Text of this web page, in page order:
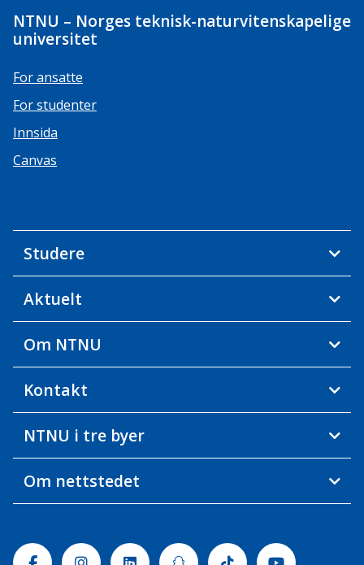
NTNU – Norges teknisk-naturvitenskapelige
universitet
For ansatte
For studenter
Innsida
Canvas
Studere
Aktuelt
Om NTNU
Kontakt
NTNU i tre byer
Om nettstedet